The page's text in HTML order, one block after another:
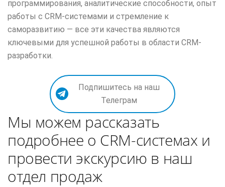
программирования, аналитические способности, опыт
работы с CRM-системами и стремление к
саморазвитию — все эти качества являются
ключевыми для успешной работы в области CRM-
разработки.
Подпишитесь на наш
Телеграм
Мы можем рассказать
подробнее о CRM-системах и
провести экскурсию в наш
отдел продаж